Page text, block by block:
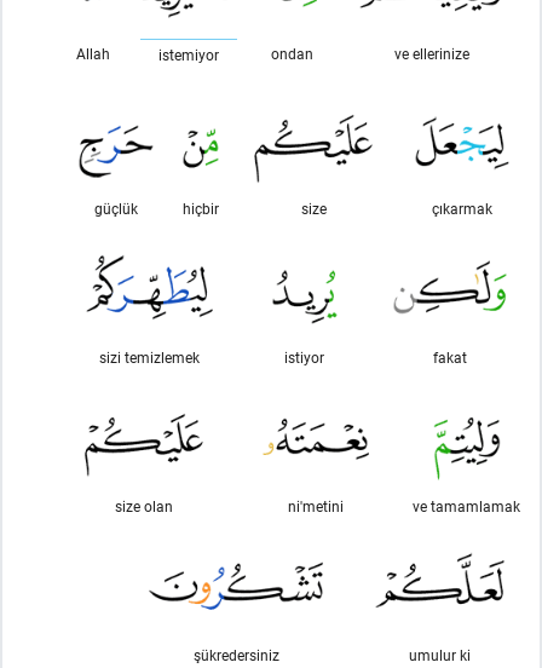
ve ellerinize
ondan
istemiyor
Allah
çıkarmak
size
hiçbir
güçlük
fakat
istiyor
sizi temizlemek
ve tamamlamak
ni'metini
size olan
umulur ki
şükredersiniz